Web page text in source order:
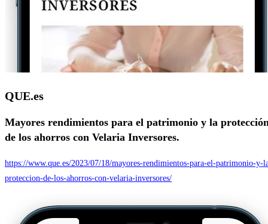
QUE.es
Mayores rendimientos para el patrimonio y la
de los ahorros con Velaria Inversores.
https://www.que.es/2023/07/18/mayores-rendimientos-para-el-patrimonio-y-
proteccion-de-los-ahorros-con-velaria-inversores/